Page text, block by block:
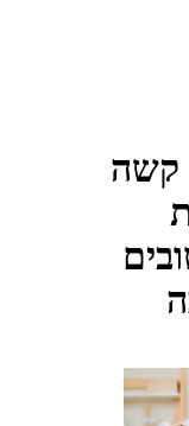
קשה